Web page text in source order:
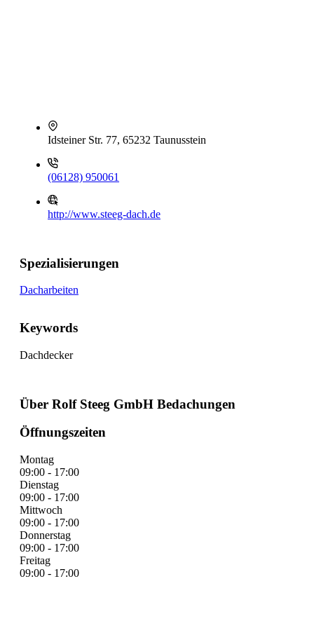
Idsteiner Str. 77, 65232 Taunusstein
(06128) 950061
http://www.steeg-dach.de
Spezialisierungen
Dacharbeiten
Keywords
Dachdecker
Über Rolf Steeg GmbH Bedachungen
Öffnungszeiten
Montag
09:00 - 17:00
Dienstag
09:00 - 17:00
Mittwoch
09:00 - 17:00
Donnerstag
09:00 - 17:00
Freitag
09:00 - 17:00